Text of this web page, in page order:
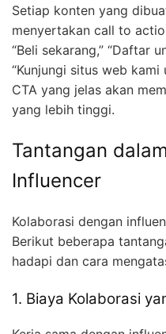
Setiap konten yang
menyertakan call to
“Beli sekarang,” “Daftar
“Kunjungi situs web
CTA yang jelas akan
yang lebih tinggi.
Tantangan
Influencer
Kolaborasi dengan
Berikut beberapa
hadapi dan cara
1. Biaya Kolaborasi